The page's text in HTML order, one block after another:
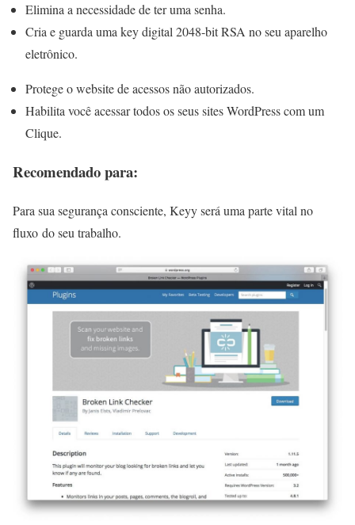
Elimina a necessidade de ter uma senha.
Cria e guarda uma key digital 2048-bit RSA no seu aparelho
eletrônico.
Protege o website de acessos não autorizados.
Habilita você acessar todos os seus sites WordPress com um
Clique.
Recomendado para:
Para sua segurança consciente, Keyy será uma parte vital no
fluxo do seu trabalho.